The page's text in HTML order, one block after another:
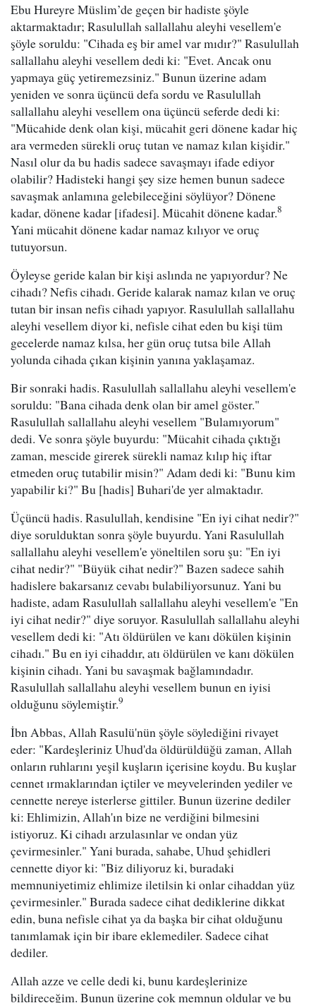
Ebu Hureyre Müslim’de geçen bir hadiste şöyle
aktarmaktadır; Rasulullah sallallahu aleyhi vesellem'e
şöyle soruldu: "Cihada eş bir amel var mıdır?" Rasulullah
sallallahu aleyhi vesellem dedi ki: "Evet. Ancak onu
yapmaya güç yetiremezsiniz." Bunun üzerine adam
yeniden ve sonra üçüncü defa sordu ve Rasulullah
sallallahu aleyhi vesellem ona üçüncü seferde dedi ki:
"Mücahide denk olan kişi, mücahit geri dönene kadar hiç
ara vermeden sürekli oruç tutan ve namaz kılan kişidir."
Nasıl olur da bu hadis sadece savaşmayı ifade ediyor
olabilir? Hadisteki hangi şey size hemen bunun sadece
savaşmak anlamına gelebileceğini söylüyor? Dönene
kadar, dönene kadar [ifadesi]. Mücahit dönene kadar.8
Yani mücahit dönene kadar namaz kılıyor ve oruç
tutuyorsun.
Öyleyse geride kalan bir kişi aslında ne yapıyordur? Ne
cihadı? Nefis cihadı. Geride kalarak namaz kılan ve oruç
tutan bir insan nefis cihadı yapıyor. Rasulullah sallallahu
aleyhi vesellem diyor ki, nefisle cihat eden bu kişi tüm
gecelerde namaz kılsa, her gün oruç tutsa bile Allah
yolunda cihada çıkan kişinin yanına yaklaşamaz.
Bir sonraki hadis. Rasulullah sallallahu aleyhi vesellem'e
soruldu: "Bana cihada denk olan bir amel göster."
Rasulullah sallallahu aleyhi vesellem "Bulamıyorum"
dedi. Ve sonra şöyle buyurdu: "Mücahit cihada çıktığı
zaman, mescide girerek sürekli namaz kılıp hiç iftar
etmeden oruç tutabilir misin?" Adam dedi ki: "Bunu kim
yapabilir ki?" Bu [hadis] Buhari'de yer almaktadır.
Üçüncü hadis. Rasulullah, kendisine "En iyi cihat nedir?"
diye sorulduktan sonra şöyle buyurdu. Yani Rasulullah
sallallahu aleyhi vesellem'e yöneltilen soru şu: "En iyi
cihat nedir?" "Büyük cihat nedir?" Bazen sadece sahih
hadislere bakarsanız cevabı bulabiliyorsunuz. Yani bu
hadiste, adam Rasulullah sallallahu aleyhi vesellem'e "En
iyi cihat nedir?" diye soruyor. Rasulullah sallallahu aleyhi
vesellem dedi ki: "Atı öldürülen ve kanı dökülen kişinin
cihadı." Bu en iyi cihaddır, atı öldürülen ve kanı dökülen
kişinin cihadı. Yani bu savaşmak bağlamındadır.
Rasulullah sallallahu aleyhi vesellem bunun en iyisi
olduğunu söylemiştir.9
İbn Abbas, Allah Rasulü'nün şöyle söylediğini rivayet
eder: "Kardeşleriniz Uhud'da öldürüldüğü zaman, Allah
onların ruhlarını yeşil kuşların içerisine koydu. Bu kuşlar
cennet ırmaklarından içtiler ve meyvelerinden yediler ve
cennette nereye isterlerse gittiler. Bunun üzerine dediler
ki: Ehlimizin, Allah'ın bize ne verdiğini bilmesini
istiyoruz. Ki cihadı arzulasınlar ve ondan yüz
çevirmesinler." Yani burada, sahabe, Uhud şehidleri
cennette diyor ki: "Biz diliyoruz ki, buradaki
memnuniyetimiz ehlimize iletilsin ki onlar cihaddan yüz
çevirmesinler." Burada sadece cihat dediklerine dikkat
edin, buna nefisle cihat ya da başka bir cihat olduğunu
tanımlamak için bir ibare eklemediler. Sadece cihat
dediler.
Allah azze ve celle dedi ki, bunu kardeşlerinize
bildireceğim. Bunun üzerine çok memnun oldular ve bu